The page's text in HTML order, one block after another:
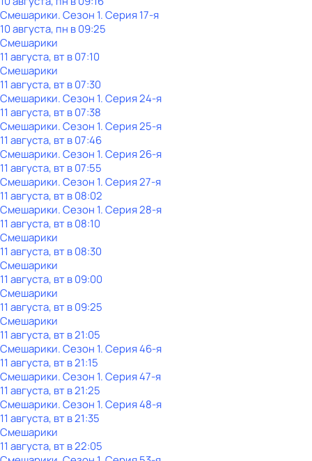
Смешарики. Сезон 1. Серия 17-я
10 августа, пн в 09:25
Смешарики
11 августа, вт в 07:10
Смешарики
11 августа, вт в 07:30
Смешарики. Сезон 1. Серия 24-я
11 августа, вт в 07:38
Смешарики. Сезон 1. Серия 25-я
11 августа, вт в 07:46
Смешарики. Сезон 1. Серия 26-я
11 августа, вт в 07:55
Смешарики. Сезон 1. Серия 27-я
11 августа, вт в 08:02
Смешарики. Сезон 1. Серия 28-я
11 августа, вт в 08:10
Смешарики
11 августа, вт в 08:30
Смешарики
11 августа, вт в 09:00
Смешарики
11 августа, вт в 09:25
Смешарики
11 августа, вт в 21:05
Смешарики. Сезон 1. Серия 46-я
11 августа, вт в 21:15
Смешарики. Сезон 1. Серия 47-я
11 августа, вт в 21:25
Смешарики. Сезон 1. Серия 48-я
11 августа, вт в 21:35
Смешарики
11 августа, вт в 22:05